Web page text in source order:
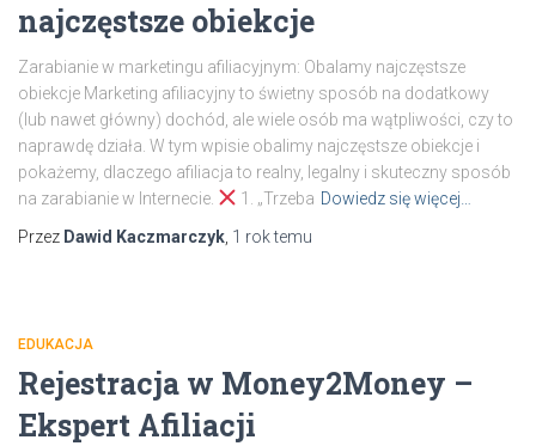
najczęstsze obiekcje
Zarabianie w marketingu afiliacyjnym: Obalamy najczęstsze
obiekcje Marketing afiliacyjny to świetny sposób na dodatkowy
(lub nawet główny) dochód, ale wiele osób ma wątpliwości, czy to
naprawdę działa. W tym wpisie obalimy najczęstsze obiekcje i
pokażemy, dlaczego afiliacja to realny, legalny i skuteczny sposób
na zarabianie w Internecie.
1. „Trzeba Dowiedz się więcej…
Przez Dawid Kaczmarczyk 1 roktemu
EDUKACJA
Rejestracja w Money2Money –
Ekspert Afiliacji